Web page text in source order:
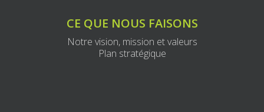
CE QUE NOUS FAISONS
Notre vision, mission et valeurs
Plan stratégique